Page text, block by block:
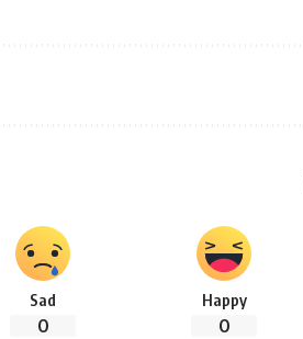
Sad
0
Happy
0